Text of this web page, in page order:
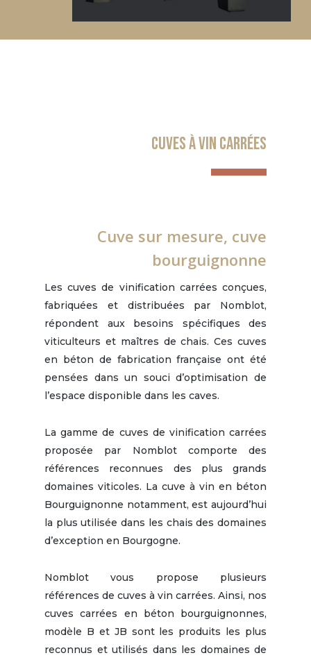
Cuves à vin carrées
Cuve sur mesure, cuve
bourguignonne
Les cuves de vinification carrées conçues,
fabriquées et distribuées par Nomblot,
répondent aux besoins spécifiques des
viticulteurs et maîtres de chais. Ces cuves
en béton de fabrication française ont été
pensées dans un souci d’optimisation de
l’espace disponible dans les caves.
La gamme de cuves de vinification carrées
proposée par Nomblot comporte des
références reconnues des plus grands
domaines viticoles. La cuve à vin en béton
Bourguignonne notamment, est aujourd’hui
la plus utilisée dans les chais des domaines
d’exception en Bourgogne.
Nomblot vous propose plusieurs
références de cuves à vin carrées. Ainsi, nos
cuves carrées en béton bourguignonnes,
modèle B et JB sont les produits les plus
reconnus et utilisés dans les domaines de